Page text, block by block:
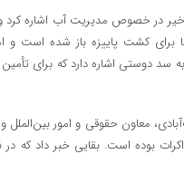
در خصوص مدیریت آب اشاره
برای کشت پاییزه باز شده است و
سد دوستی اشاره دارد که برای
معاون حقوقی و امور بین‌الملل
بوده است. بقایی خبر داد که در